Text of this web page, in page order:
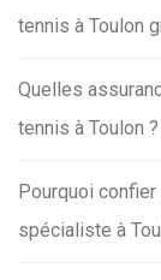
tennis à Toulon
Quelles
tennis à Toulon ?
Pourquoi
spécialiste à